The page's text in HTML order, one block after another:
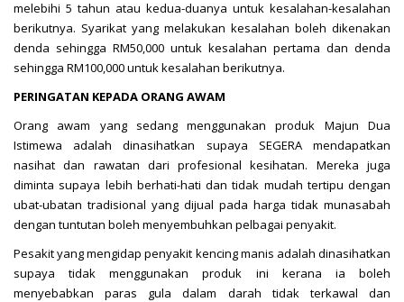
melebihi 5 tahun atau kedua-duanya untuk kesalahan-kesalahan
berikutnya. Syarikat yang melakukan kesalahan boleh dikenakan
denda sehingga RM50,000 untuk kesalahan pertama dan denda
sehingga RM100,000 untuk kesalahan berikutnya.
PERINGATAN KEPADA ORANG AWAM
Orang awam yang sedang menggunakan produk Majun Dua
Istimewa adalah dinasihatkan supaya SEGERA mendapatkan
nasihat dan rawatan dari profesional kesihatan. Mereka juga
diminta supaya lebih berhati-hati dan tidak mudah tertipu dengan
ubat-ubatan tradisional yang dijual pada harga tidak munasabah
dengan tuntutan boleh menyembuhkan pelbagai penyakit.
Pesakit yang mengidap penyakit kencing manis adalah dinasihatkan
supaya tidak menggunakan produk ini kerana ia boleh
menyebabkan paras gula dalam darah tidak terkawal dan